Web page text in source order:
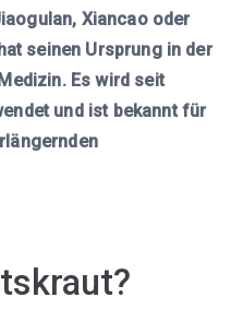
Xiancao oder
seinen Ursprung in der
Es wird seit
und ist bekannt für